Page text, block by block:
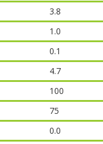
3.8
1.0
0.1
4.7
100
75
0.0